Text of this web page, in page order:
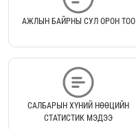
АЖЛЫН БАЙРНЫ СУЛ ОРОН ТОО
САЛБАРЫН ХҮНИЙ НӨӨЦИЙН
СТАТИСТИК МЭДЭЭ